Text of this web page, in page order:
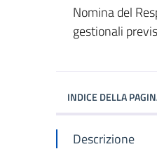
Dettagli
Nomina del
gestionali
INDICE DELLA
Descrizione